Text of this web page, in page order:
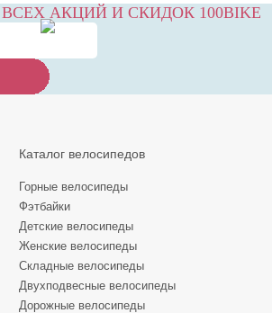
АКЦИЙ И СКИДОК 100BIKE
Каталог велосипедов
Горные велосипеды
Фэтбайки
Детские велосипеды
Женские велосипеды
Складные велосипеды
Двухподвесные велосипеды
Дорожные велосипеды